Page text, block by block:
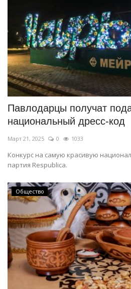
Павлодарцы получат
национальный дресс-код
Март 21, 2025 0 1033
Конкурс на самую красивую
партия Respublica.
Общество